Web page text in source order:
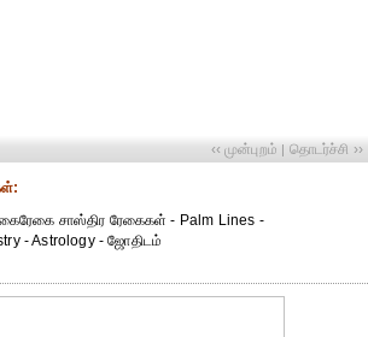
‹‹ முன்புறம் | தொடர்ச்சி ››
சாஸ்திர ரேகைகள் - Palm Lines -
- Astrology - ஜோதிடம்